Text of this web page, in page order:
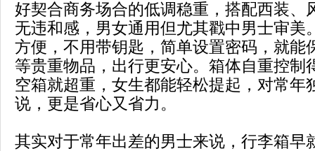
好契合商务场合的低调稳重，搭配西装、
无违和感，男女通用但尤其戳中男士审美
方便，不用带钥匙，简单设置密码，就能
等贵重物品，出行更安心。箱体自重控制
空箱就超重，女生都能轻松提起，对常年
说，更是省心又省力。
其实对于常年出差的男士来说，行李箱早